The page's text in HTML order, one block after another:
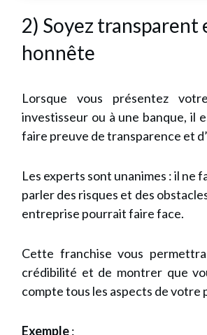
2) Soyez transparent
honnête
Lorsque vous présentez
investisseur ou à une banque, il
faire preuve de transparence et
Les experts sont unanimes : il ne
parler des risques et des
entreprise pourrait faire face.
Cette franchise vous
crédibilité et de montrer que
compte tous les aspects de votre
Exemple: